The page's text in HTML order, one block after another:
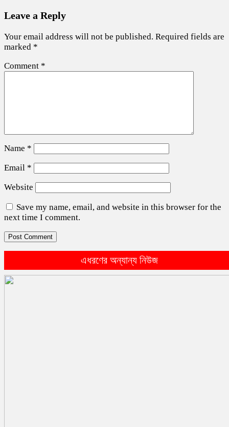
Leave a Reply
Your email address will not be published. Required fields are
marked *
Comment *
Name *
Email *
Website
Save my name, email, and website in this browser for the
next time I comment.
এধরণের অন্যান্য নিউজ